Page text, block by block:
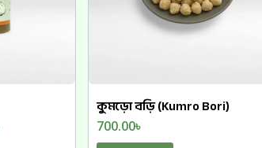
কুমড়ো বড়ি (Kumro Bori)
700.00৳